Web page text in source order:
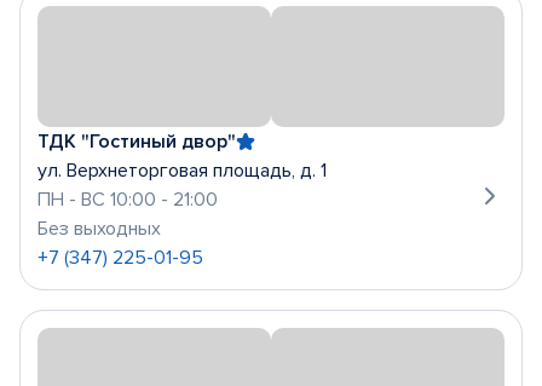
ТДК "Гостиный двор"
ул. Верхнеторговая площадь, д. 1
ПН - ВС 10:00 - 21:00
Без выходных
+7 (347) 225-01-95